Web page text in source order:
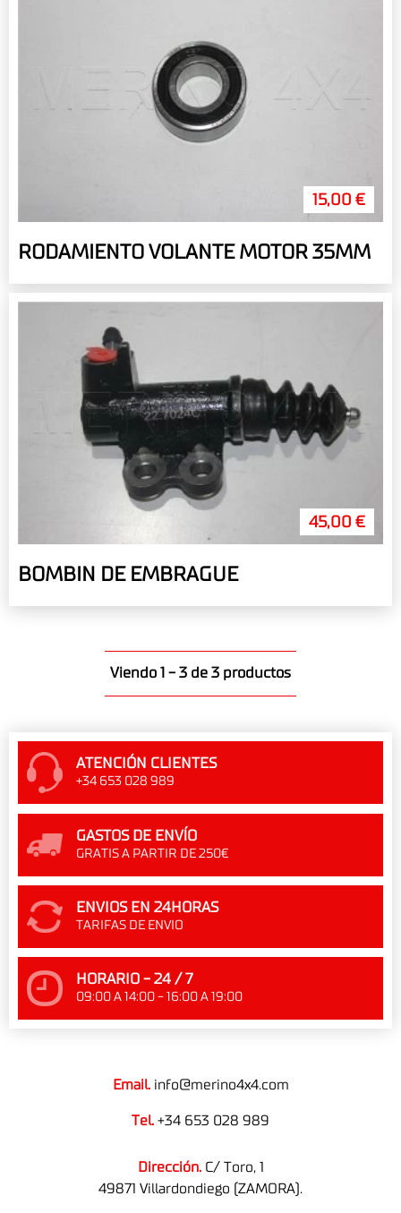
15,00 €
RODAMIENTO VOLANTE MOTOR 35MM
45,00 €
BOMBIN DE EMBRAGUE
Viendo 1 - 3 de 3 productos
ATENCIÓN CLIENTES
+34 653 028 989
GASTOS DE ENVÍO
GRATIS A PARTIR DE 250€
ENVIOS EN 24HORAS
TARIFAS DE ENVIO
HORARIO - 24 / 7
09:00 A 14:00 - 16:00 A 19:00
Email. info@merino4x4.com
Tel. +34 653 028 989
Dirección.C/ Toro, 1
49871 Villardondiego (ZAMORA).